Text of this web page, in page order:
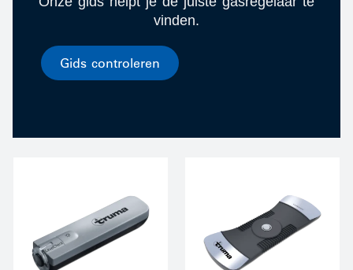
vinden.
Gids controleren